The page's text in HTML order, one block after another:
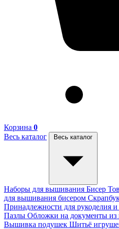
Корзина 0
Весь каталог
Весь каталог
Наборы для вышивания Бисер
для вышивания бисером
Принадлежности для рукоделия
Пазлы Обложки на документы из
Вышивка подушек Шитьё